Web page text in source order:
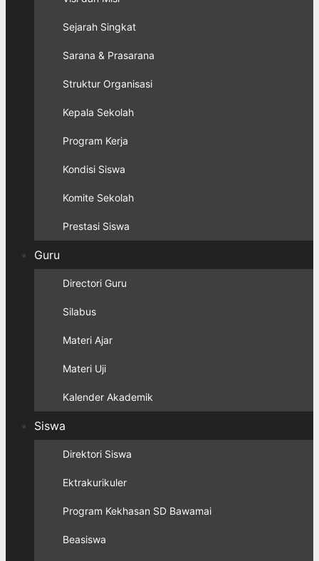
Sejarah Singkat
Sarana & Prasarana
Struktur Organisasi
Kepala Sekolah
Program Kerja
Kondisi Siswa
Komite Sekolah
Prestasi Siswa
Guru
Directori Guru
Silabus
Materi Ajar
Materi Uji
Kalender Akademik
Siswa
Direktori Siswa
Ektrakurikuler
Program Kekhasan SD Bawamai
Beasiswa